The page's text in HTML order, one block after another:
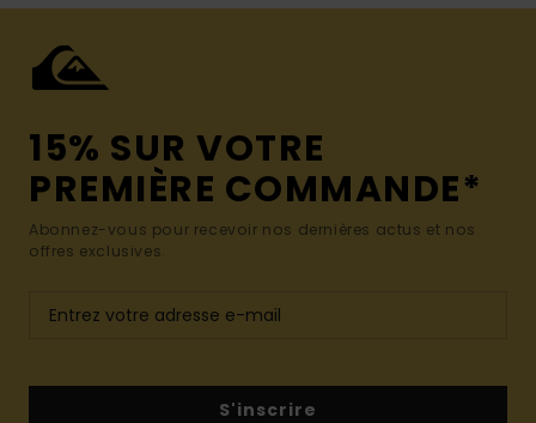
15% SUR VOTRE
PREMIÈRE COMMANDE*
Abonnez-vous pour recevoir nos dernières actus et nos
offres exclusives.
S'inscrire